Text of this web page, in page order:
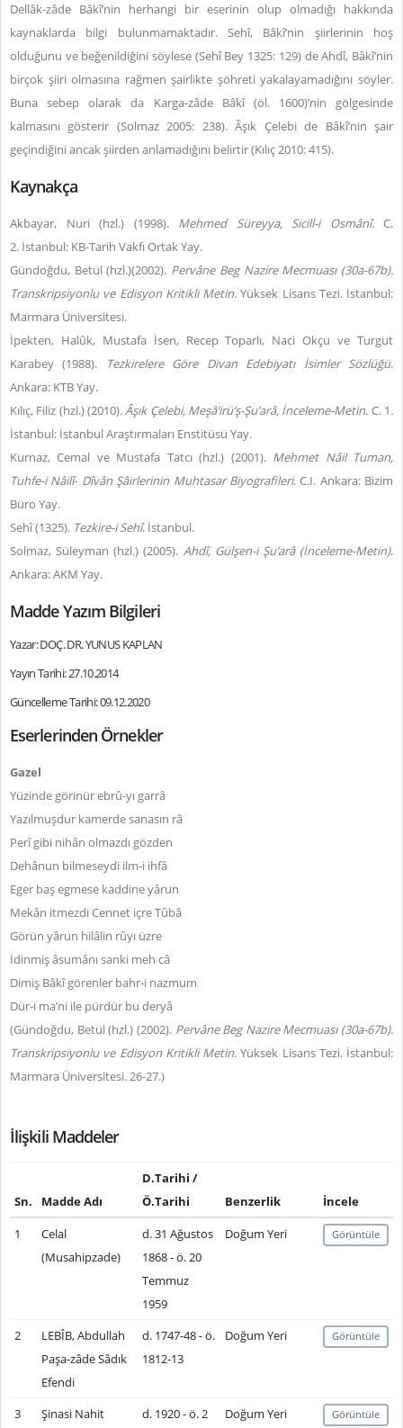
Dellâk-zâde Bâkî’nin herhangi bir eserinin olup olmadığı hakkında
kaynaklarda bilgi bulunmamaktadır. Sehî, Bâkî’nin şiirlerinin hoş
olduğunu ve beğenildiğini söylese (Sehî Bey 1325: 129) de Ahdî, Bâkî’nin
birçok şiiri olmasına rağmen şairlikte şöhreti yakalayamadığını söyler.
Buna sebep olarak da Karga-zâde Bâkî (öl. 1600)’nin gölgesinde
kalmasını gösterir (Solmaz 2005: 238). Âşık Çelebi de Bâkî’nin şair
geçindiğini ancak şiirden anlamadığını belirtir (Kılıç 2010: 415).
Kaynakça
Akbayar, Nuri (hzl.) (1998). Mehmed Süreyya, Sicill-i Osmânî. C.
2. İstanbul: KB-Tarih Vakfı Ortak Yay.
Gündoğdu, Betül (hzl.)(2002). Pervâne Beg Nazire Mecmuası (30a-67b).
Transkripsiyonlu ve Edisyon Kritikli Metin. Yüksek Lisans Tezi. İstanbul:
Marmara Üniversitesi.
İpekten, Halûk, Mustafa İsen, Recep Toparlı, Naci Okçu ve Turgut
Karabey (1988).
Tezkirelere Göre Divan Edebiyatı İsimler Sözlüğü.
Ankara: KTB Yay.
Kılıç, Filiz (hzl.) (2010). Âşık Çelebi, Meşâ’irü’ş-Şu’arâ, İnceleme-Metin. C. 1.
İstanbul: İstanbul Araştırmaları Enstitüsü Yay.
Kurnaz, Cemal ve Mustafa Tatcı (hzl.) (2001). Mehmet Nâil Tuman,
Tuhfe-i Nâilî- Dîvân Şâirlerinin Muhtasar Biyografileri. C.I. Ankara: Bizim
Büro Yay.
Sehî (1325). Tezkire-i Sehî. İstanbul.
Solmaz, Süleyman (hzl.) (2005). Ahdî, Gülşen-i Şu’arâ(İnceleme-Metin).
Ankara: AKM Yay.
Madde Yazım Bilgileri
Yazar: DOÇ. DR. YUNUS KAPLAN
Yayın Tarihi: 27.10.2014
Güncelleme Tarihi: 09.12.2020
Eserlerinden Örnekler
Gazel
Yüzinde görinür ebrû-yı garrâ
Yazılmuşdur kamerde sanasın râ
Perî gibi nihân olmazdı gözden
Dehânun bilmeseydi ilm-i ihfâ
Eger baş egmese kaddine yârun
Mekân itmezdi Cennet içre Tûbâ
Görün yârun hilâlin rûyı üzre
İdinmiş âsumânı sanki meh câ
Dimiş Bâkî görenler bahr-i nazmum
Dür-i ma’ni ile pürdür bu deryâ
(Gündoğdu, Betül (hzl.) (2002). Pervâne Beg Nazire Mecmuası (30a-67b).
Transkripsiyonlu ve Edisyon Kritikli Metin. Yüksek Lisans Tezi. İstanbul:
Marmara Üniversitesi. 26-27.)
İlişkili Maddeler
Sn. Madde Adı
D.Tarihi /
Ö.Tarihi
Benzerlik
İncele
1
Celal
(Musahipzade)
d. 31 Ağustos
1868 - ö. 20
Temmuz
1959
Doğum Yeri Görüntüle
2
LEBÎB, Abdullah
Paşa-zâde Sâdık
Efendi
d. 1747-48 - ö.
1812-13
Doğum Yeri Görüntüle
3
Şinasi Nahit
d. 1920 - ö. 2
Doğum Yeri Görüntüle